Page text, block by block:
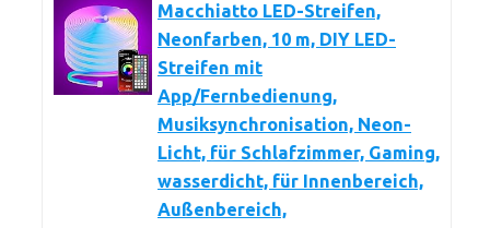
Macchiatto LED-Streifen,
Neonfarben, 10 m, DIY LED-
Streifen mit
App/Fernbedienung,
Musiksynchronisation, Neon-
Licht, für Schlafzimmer, Gaming,
wasserdicht, für Innenbereich,
Außenbereich,